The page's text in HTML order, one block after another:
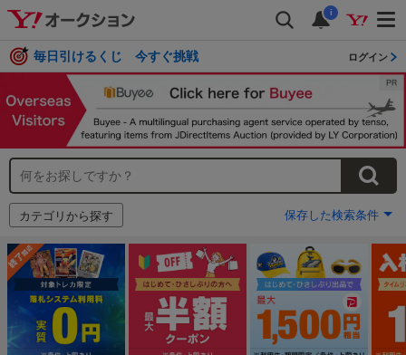
i
毎日引けるくじ 今すぐ挑戦 ログイン
カテゴリから探す 保存した検索条件